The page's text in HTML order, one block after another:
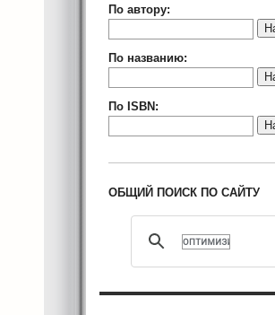
По автору:
По названию:
По ISBN:
ОБЩИЙ ПОИСК ПО САЙТУ